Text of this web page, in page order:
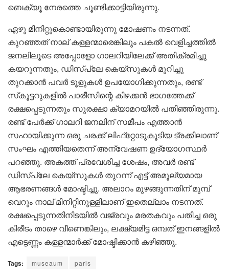
ബെക്യൂ നേരത്തെ ചൂണ്ടിക്കാട്ടിയിരുന്നു.
ഏഴു മിനിറ്റുകൊണ്ടായിരുന്നു മോഷണം നടന്നത്.
കുറഞ്ഞത് നാല് കള്ളന്മാരെങ്കിലും പകല്‍ വെളിച്ചത്തില്‍
ജനലിലൂടെ അപ്പോളോ ഗാലറിയിലേക്ക് അതിക്രമിച്ചു
കയറുന്നതും, ഡിസ്‌പ്ലേ കെയ്‌സുകള്‍ മുറിച്ചു
തുറക്കാന്‍ പവര്‍ ടൂളുകള്‍ ഉപയോഗിക്കുന്നതും, രണ്ട്
സ്‌കൂട്ടറുകളില്‍ പാരീസിന്റെ കിഴക്കന്‍ ഭാഗത്തേക്ക്
രക്ഷപ്പെടുന്നതും സുരക്ഷാ ക്യാമറയില്‍ പതിഞ്ഞിരുന്നു.
രണ്ട് പേര്‍ക്ക് ഗാലറി ജനലിന് സമീപം എത്താന്‍
സഹായിക്കുന്ന ഒരു ചരക്ക് ലിഫ്‌റ്റോടുകൂടിയ ട്രക്കിലാണ്
സംഘം എത്തിയതെന്ന് അന്വേഷണ ഉദ്യോഗസ്ഥര്‍
പറഞ്ഞു. അകത്ത് പ്രവേശിച്ച ശേഷം, അവര്‍ രണ്ട്
ഡിസ്പ്ലേ കെയ്സുകള്‍ തുറന്ന് എട്ട് അമൂല്യമായ
ആഭരണങ്ങള്‍ മോഷ്ടിച്ചു. അലാറം മുഴങ്ങുന്നതിന് മുമ്പ്
വെറും നാല് മിനിറ്റിനുള്ളിലാണ് ഇതെല്ലാം നടന്നത്.
രക്ഷപ്പെടുന്നതിനിടയില്‍ വജ്രവും മരതകവും പതിച്ച ഒരു
കിരീടം താഴെ വീണെങ്കിലും, ലക്ഷ്യമിട്ട ഒമ്പത് ഇനങ്ങളില്‍
എട്ടെണ്ണം കള്ളന്മാര്‍ക്ക് മോഷ്ടിക്കാന്‍ കഴിഞ്ഞു.
Tags: museaum paris